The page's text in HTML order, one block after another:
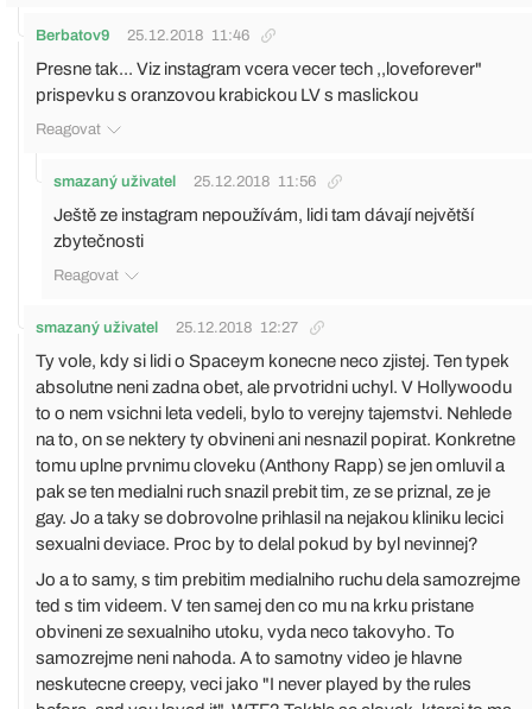
Berbatov9 25.12.2018 11:46
Presne tak... Viz instagram vcera vecer tech ,,loveforever"
prispevku s oranzovou krabickou LV s maslickou
Reagovat
smazaný uživatel 25.12.2018 11:56
Ještě ze instagram nepoužívám, lidi tam dávají největší
zbytečnosti
Reagovat
smazaný uživatel 25.12.2018 12:27
Ty vole, kdy si lidi o Spaceym konecne neco zjistej. Ten typek
absolutne neni zadna obet, ale prvotridni uchyl. V Hollywoodu
to o nem vsichni leta vedeli, bylo to verejny tajemstvi. Nehlede
na to, on se nektery ty obvineni ani nesnazil popirat. Konkretne
tomu uplne prvnimu cloveku (Anthony Rapp) se jen omluvil a
pak se ten medialni ruch snazil prebit tim, ze se priznal, ze je
gay. Jo a taky se dobrovolne prihlasil na nejakou kliniku lecici
sexualni deviace. Proc by to delal pokud by byl nevinnej?
Jo a to samy, s tim prebitim medialniho ruchu dela samozrejme
ted s tim videem. V ten samej den co mu na krku pristane
obvineni ze sexualniho utoku, vyda neco takovyho. To
samozrejme neni nahoda. A to samotny video je hlavne
neskutecne creepy, veci jako "I never played by the rules